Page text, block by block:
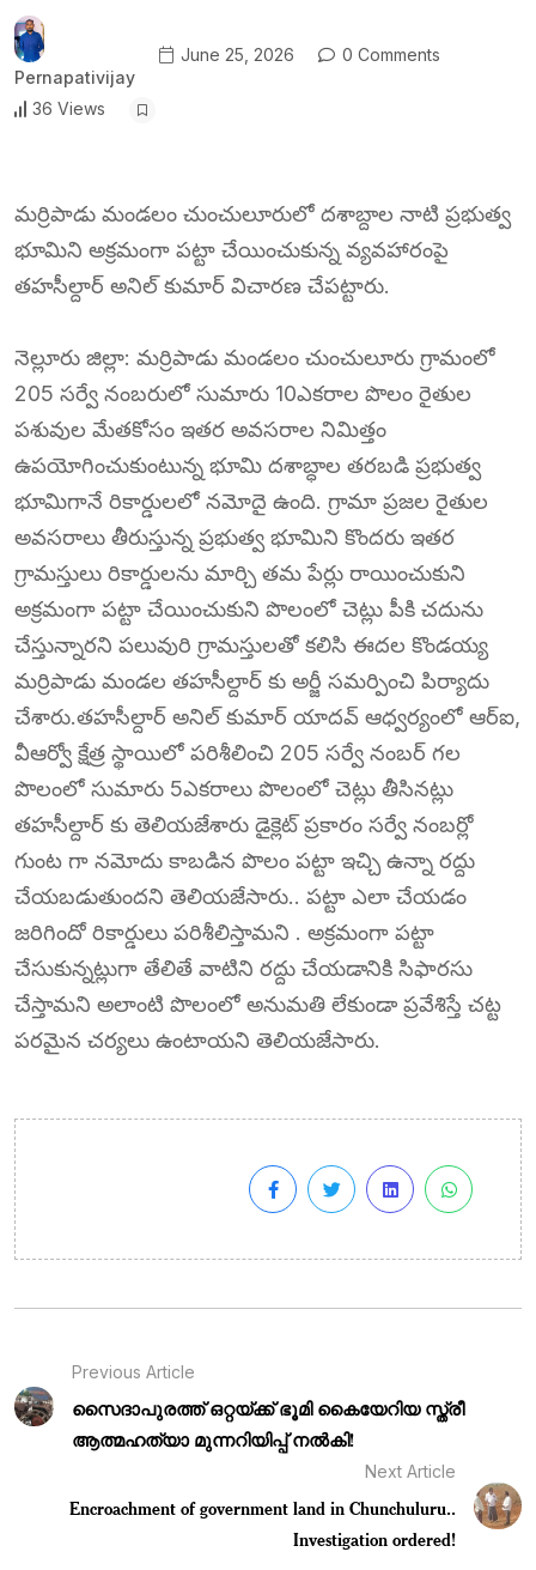
Pernapativijay
June 25, 2026 0 Comments
36 Views
మర్రిపాడు మండలం చుంచులూరులో దశాబ్దాల నాటి ప్రభుత్వ
భూమిని అక్రమంగా పట్టా చేయించుకున్న వ్యవహారంపై
తహసీల్దార్ అనిల్ కుమార్ విచారణ చేపట్టారు.
నెల్లూరు జిల్లా: మర్రిపాడు మండలం చుంచులూరు గ్రామంలో
205 సర్వే నంబరులో సుమారు 10ఎకరాల పొలం రైతుల
పశువుల మేతకోసం ఇతర అవసరాల నిమిత్తం
ఉపయోగించుకుంటున్న భూమి దశాబ్ధాల తరబడి ప్రభుత్వ
భూమిగానే రికార్డులలో నమోదై ఉంది. గ్రామా ప్రజల రైతుల
అవసరాలు తీరుస్తున్న ప్రభుత్వ భూమిని కొందరు ఇతర
గ్రామస్తులు రికార్డులను మార్చి తమ పేర్లు రాయించుకుని
అక్రమంగా పట్టా చేయించుకుని పొలంలో చెట్లు పీకి చదును
చేస్తున్నారని పలువురి గ్రామస్తులతో కలిసి ఈదల కొండయ్య
మర్రిపాడు మండల తహసీల్దార్ కు అర్జీ సమర్పించి పిర్యాదు
చేశారు.తహసీల్దార్ అనిల్ కుమార్ యాదవ్ ఆధ్వర్యంలో ఆర్ఐ,
వీఆర్వో క్షేత్ర స్థాయిలో పరిశీలించి 205 సర్వే నంబర్ గల
పొలంలో సుమారు 5ఎకరాలు పొలంలో చెట్లు తీసినట్లు
తహసీల్దార్ కు తెలియజేశారు డైక్లెట్ ప్రకారం సర్వే నంబర్లో
గుంట గా నమోదు కాబడిన పొలం పట్టా ఇచ్చి ఉన్నా రద్దు
చేయబడుతుందని తెలియజేసారు.. పట్టా ఎలా చేయడం
జరిగిందో రికార్డులు పరిశీలిస్తామని . అక్రమంగా పట్టా
చేసుకున్నట్లుగా తేలితే వాటిని రద్దు చేయడానికి సిఫారసు
చేస్తామని అలాంటి పొలంలో అనుమతి లేకుండా ప్రవేశిస్తే చట్ట
పరమైన చర్యలు ఉంటాయని తెలియజేసారు.
Previous Article
സൈദാപുരത്ത് ഒറ്റയ്ക്ക് ഭൂമി കൈയേറിയ സ്ത്രീ
ആത്മഹത്യാ മുന്നറിയിപ്പ് നൽകി!
Next Article
Encroachment of government land in Chunchuluru..
Investigation ordered!